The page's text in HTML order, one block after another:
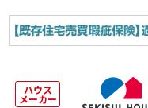
ハウス
メーカー